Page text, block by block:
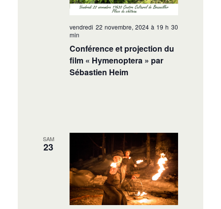
Conférence et projection du
film « Hymenoptera » par
Sébastien Heim
vendredi 22 novembre, 2024 à 19 h 30
min
SAM
23